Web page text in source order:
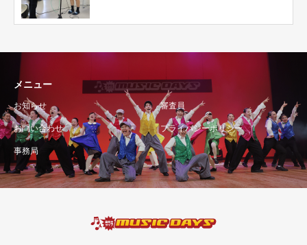
メニュー
お知らせ 審査員
お問い合わせ プライバシーポリシー
事務局